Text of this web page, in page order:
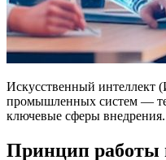
Искусственный интеллект
промышленных систем —
ключевые сферы внедрения.
Принцип работы